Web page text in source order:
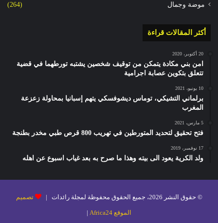
موضة وجمال (264)
أكثر المقالات قراءة
20 أكتوبر، 2020
امن بني مكادة يتمكن من توقيف شخصين يشتبه تورطهما في قضية
تتعلق بتكوين عصابة اجرامية
10 يونيو، 2021
برلماني التشيكي، توماس ديشوفسكي يتهم إسبانيا بمحاولة زعزعة
المغرب
5 مارس، 2021
فتح تحقيق لتحديد المتورطين في تهريب 800 قرص طبي مخدر بطنجة
17 نوفمبر، 2019
ولد الكرية يعود الى بيته وهذا ما صرح به بعد غياب اسبوع عن اهله
© حقوق النشر 2026، جميع الحقوق محفوظة لمجلة رائدات | تصميم
الموقع Africa24 |